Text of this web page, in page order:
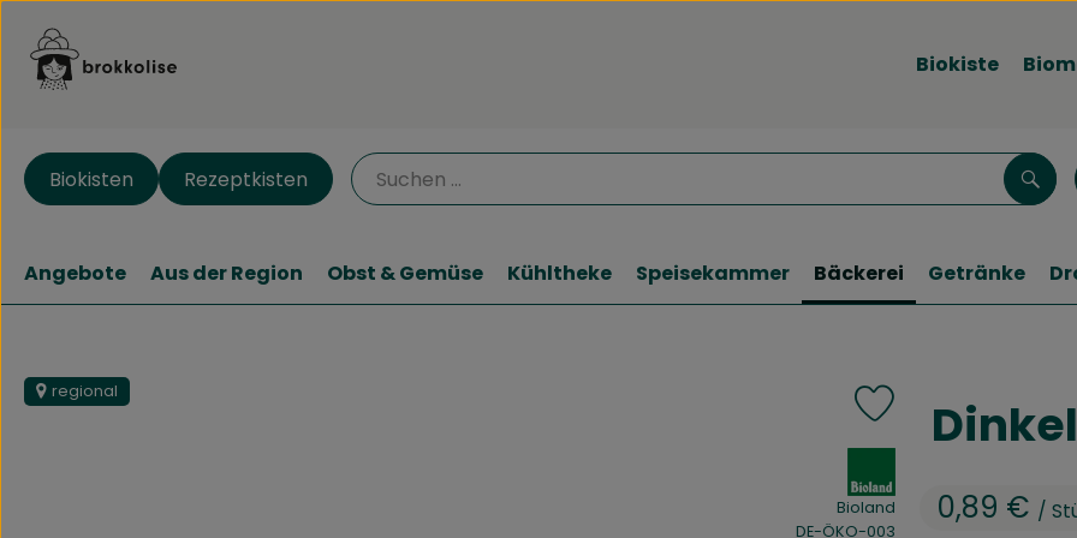
Biokiste
Biokisten Rezeptkisten
Angebote Aus der Region Obst & Gemüse Kühltheke Speisekammer Bäckerei Getränke
0,89 € /
regional
Produkt zu Favouriten
Bioland
, Kontrollstelle:
DE-ÖKO-003